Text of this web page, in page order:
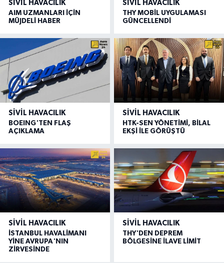
SIVIL HAVACILIK
AIM UZMANLARI İÇİN
MÜJDELİ HABER
SIVIL HAVACILIK
THY MOBİL UYGULAMASI
GÜNCELLENDİ
SIVIL HAVACILIK
BOEING'TEN FLAŞ
AÇIKLAMA
SIVIL HAVACILIK
HTK-SEN YÖNETİMİ, BİLAL
EKŞİ İLE GÖRÜŞTÜ
SIVIL HAVACILIK
İSTANBUL HAVALİMANI
YİNE AVRUPA'NIN
ZİRVESİNDE
SIVIL HAVACILIK
THY'DEN DEPREM
BÖLGESİNE İLAVE LİMİT